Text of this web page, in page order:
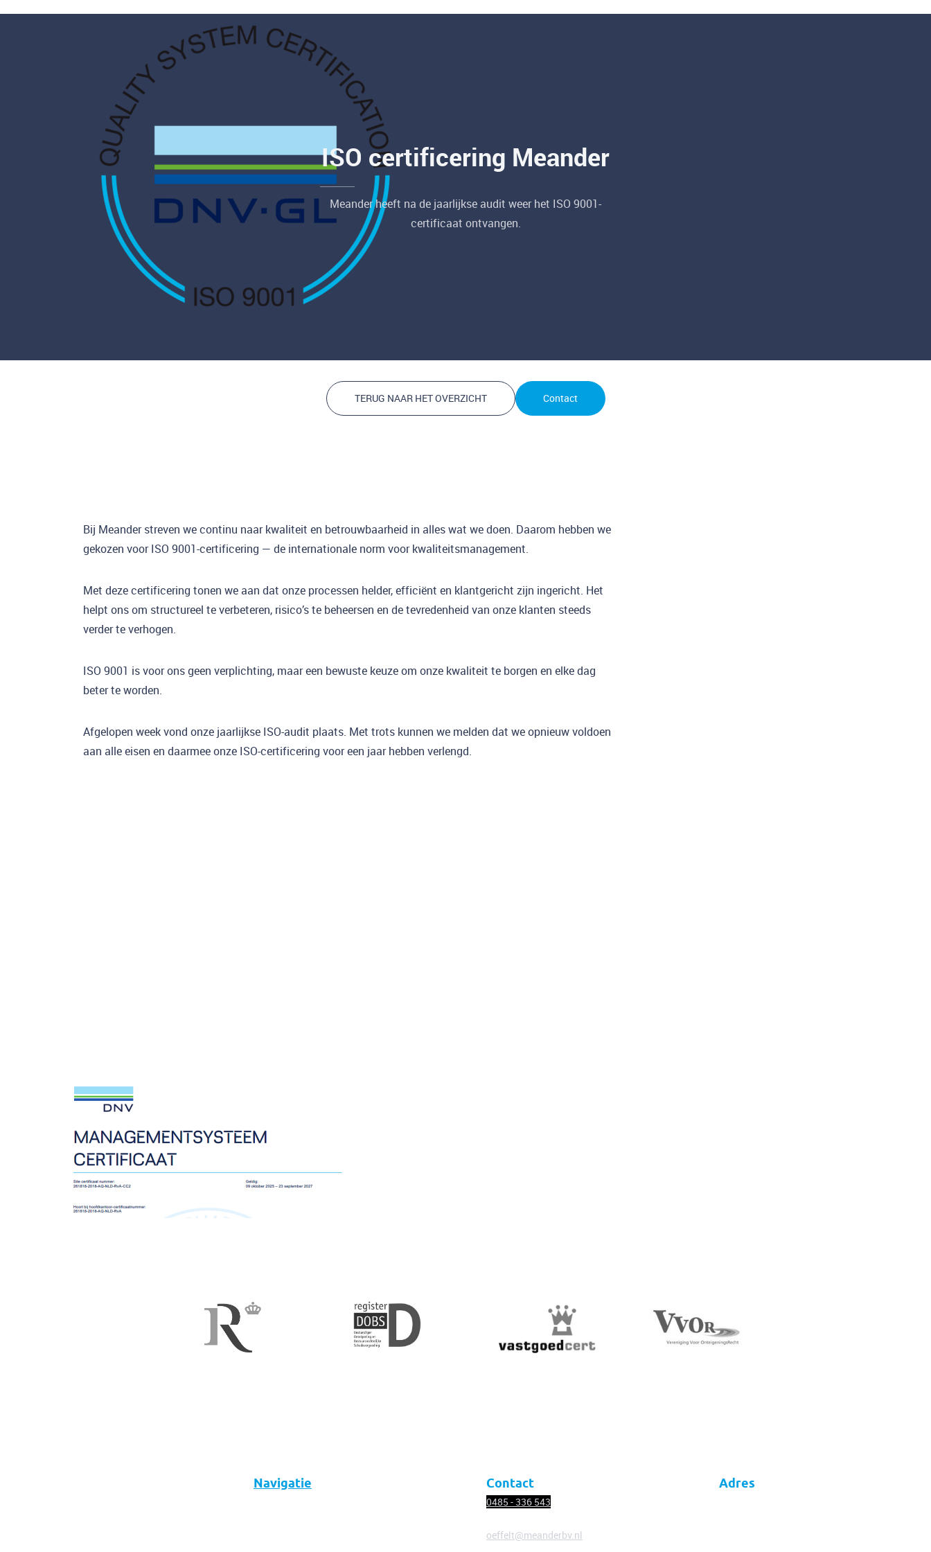
ISO certificering Meander
Meander heeft na de jaarlijkse audit weer het ISO 9001-
certificaat ontvangen.
TERUG NAAR HET OVERZICHT Contact
Bij Meander streven we continu naar kwaliteit en betrouwbaarheid in alles wat we doen. Daarom hebben we
gekozen voor ISO 9001-certificering — de internationale norm voor kwaliteitsmanagement.
Met deze certificering tonen we aan dat onze processen helder, efficiënt en klantgericht zijn ingericht. Het
helpt ons om structureel te verbeteren, risico’s te beheersen en de tevredenheid van onze klanten steeds
verder te verhogen.
ISO 9001 is voor ons geen verplichting, maar een bewuste keuze om onze kwaliteit te borgen en elke dag
beter te worden.
Afgelopen week vond onze jaarlijkse ISO-audit plaats. Met trots kunnen we melden dat we opnieuw voldoen
aan alle eisen en daarmee onze ISO-certificering voor een jaar hebben verlengd.
Navigatie Contact
0485 - 336 543
oeffelt@meanderbv.nl
Adres